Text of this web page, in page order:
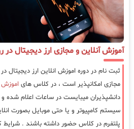
آموزش آنلاین و مجازی ارز دیجیتال در
ثبت نام در دوره اموزش انلاین ارز
مجازی امکانپذیر است ، در کلاس های اموزش
دانشپذیران میبایست در ساعات اعلام شده
سیستم کامپیوتر و یا حتی موبایل بصورت
پلتفرم در کلاس حضور داشته باشند . شرایط